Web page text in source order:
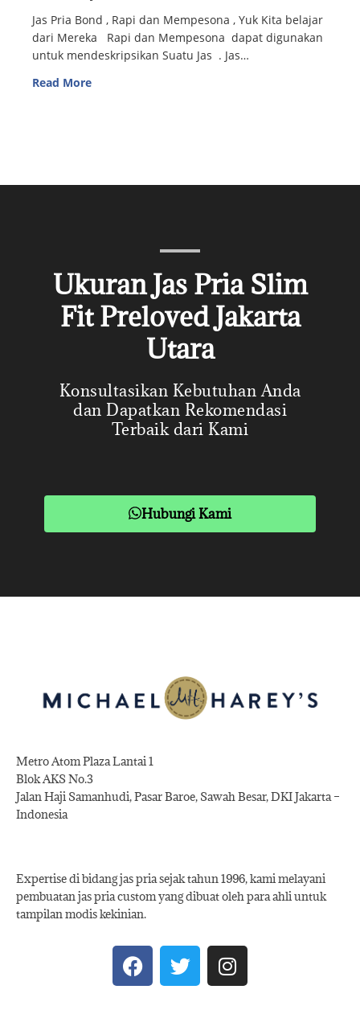
Jas Pria Bond , Rapi dan Mempesona , Yuk Kita belajar
dari Mereka Rapi dan Mempesona dapat digunakan
untuk mendeskripsikan Suatu Jas . Jas…
Read More
Ukuran Jas Pria Slim
Fit Preloved Jakarta
Utara
Konsultasikan Kebutuhan Anda
dan Dapatkan Rekomendasi
Terbaik dari Kami
Hubungi Kami
Metro Atom Plaza Lantai 1
Blok AKS No.3
Jalan Haji Samanhudi, Pasar Baroe, Sawah Besar, DKI Jakarta –
Indonesia
Expertise di bidang jas pria sejak tahun 1996, kami melayani
pembuatan jas pria custom yang dibuat oleh para ahli untuk
tampilan modis kekinian.